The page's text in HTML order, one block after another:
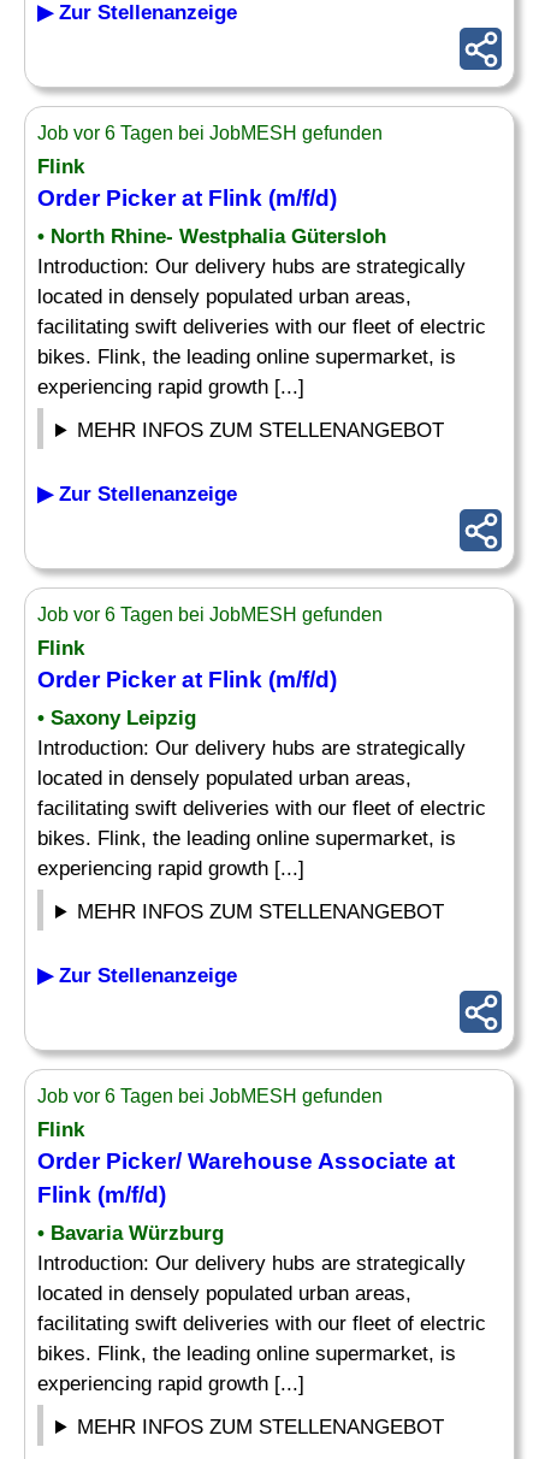
▶ Zur Stellenanzeige
Job vor 6 Tagen bei JobMESH gefunden
Flink
Order Pickerat Flink (m/f/d)
• North Rhine- Westphalia Gütersloh
Introduction: Our delivery hubs are strategically
located in densely populated urban areas,
facilitating swift deliveries with our fleet of electric
bikes. Flink, the leading online supermarket, is
experiencing rapid growth [...]
MEHR INFOS ZUM STELLENANGEBOT
▶ Zur Stellenanzeige
Job vor 6 Tagen bei JobMESH gefunden
Flink
Order Pickerat Flink (m/f/d)
• Saxony Leipzig
Introduction: Our delivery hubs are strategically
located in densely populated urban areas,
facilitating swift deliveries with our fleet of electric
bikes. Flink, the leading online supermarket, is
experiencing rapid growth [...]
MEHR INFOS ZUM STELLENANGEBOT
▶ Zur Stellenanzeige
Job vor 6 Tagen bei JobMESH gefunden
Flink
Order Picker/ Warehouse Associate at
Flink (m/f/d)
• Bavaria Würzburg
Introduction: Our delivery hubs are strategically
located in densely populated urban areas,
facilitating swift deliveries with our fleet of electric
bikes. Flink, the leading online supermarket, is
experiencing rapid growth [...]
MEHR INFOS ZUM STELLENANGEBOT